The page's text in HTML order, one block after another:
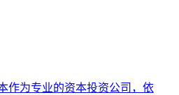
作为专业的资本投资公司，依